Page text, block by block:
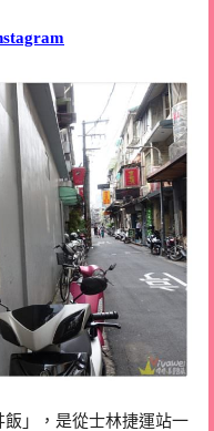
」，是從士林捷運站一